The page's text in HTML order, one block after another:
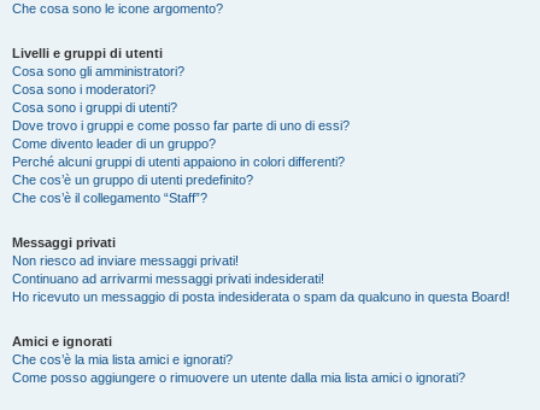
Che cosa sono le icone argomento?
Livelli e gruppi di utenti
Cosa sono gli amministratori?
Cosa sono i moderatori?
Cosa sono i gruppi di utenti?
Dove trovo i gruppi e come posso far parte di uno di essi?
Come divento leader di un gruppo?
Perché alcuni gruppi di utenti appaiono in colori differenti?
Che cos’è un gruppo di utenti predefinito?
Che cos’è il collegamento “Staff”?
Messaggi privati
Non riesco ad inviare messaggi privati!
Continuano ad arrivarmi messaggi privati indesiderati!
Ho ricevuto un messaggio di posta indesiderata o spam da qualcuno in questa Board!
Amici e ignorati
Che cos’è la mia lista amici e ignorati?
Come posso aggiungere o rimuovere un utente dalla mia lista amici o ignorati?